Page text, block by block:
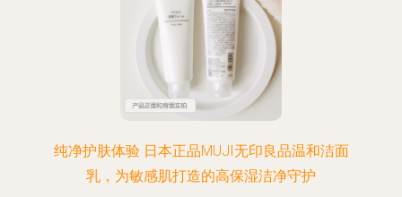
纯净护肤体验 日本正品MUJI无印良品温和洁面
乳，为敏感肌打造的高保湿洁净守护